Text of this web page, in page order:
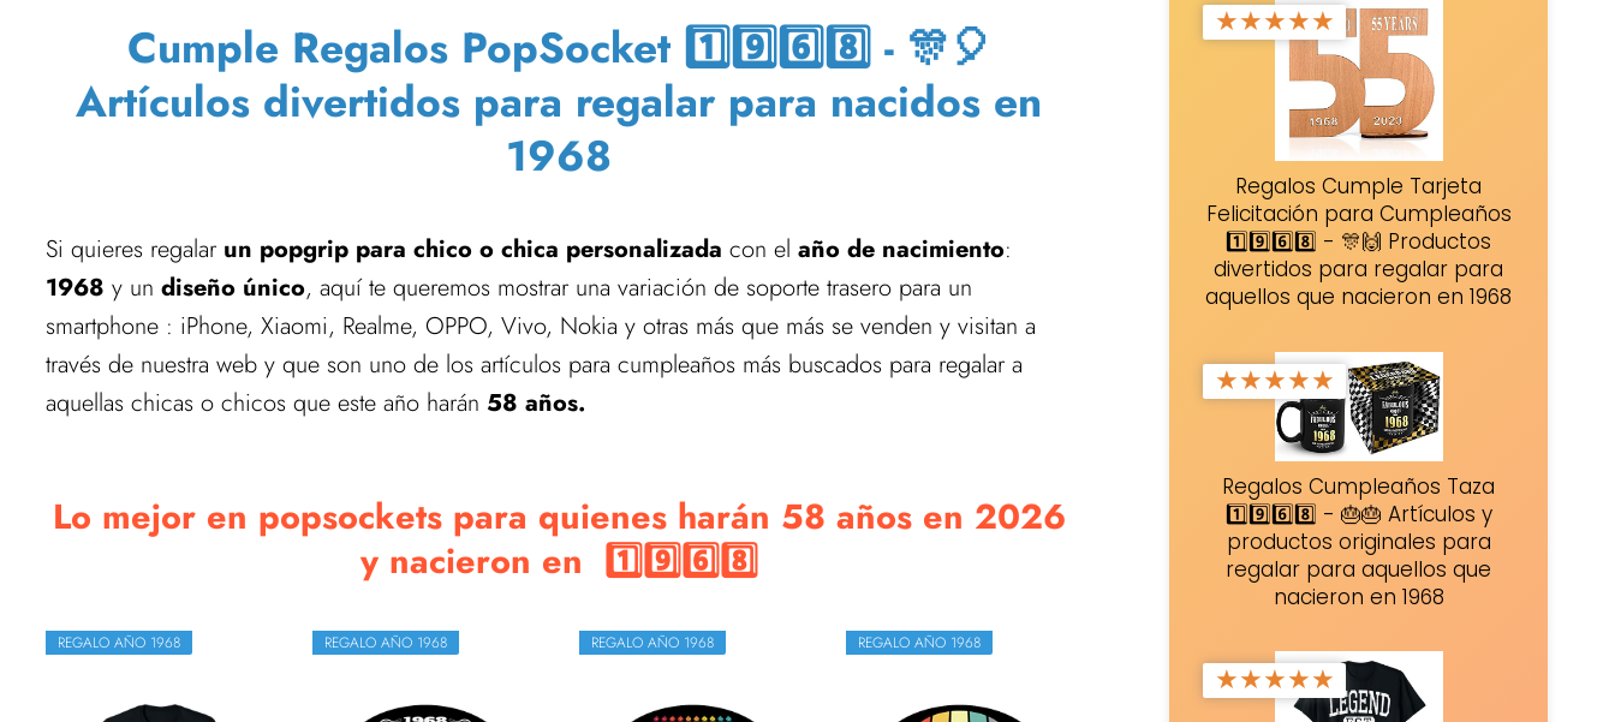
Cumple Regalos PopSocket 1️⃣9️⃣6️⃣8️⃣ - 🎊🎈
Artículos divertidos para regalar para nacidos en
1968
Si quieres regalar un popgrip para chico o chica personalizada con el año de nacimiento:
1968 y un diseño único, aquí te queremos mostrar una variación de soporte trasero para un
smartphone : iPhone, Xiaomi, Realme, OPPO, Vivo, Nokia y otras más que más se venden y visitan a
través de nuestra web y que son uno de los artículos para cumpleaños más buscados para regalar a
aquellas chicas o chicos que este año harán 58 años.
Lo mejor en popsockets para quienes harán 58 años en 2026
y nacieron en 1️⃣9️⃣6️⃣8️⃣
REGALO AÑO 1968 REGALO AÑO 1968 REGALO AÑO 1968 REGALO AÑO 1968
★★★★★
Regalos Cumple Tarjeta
Felicitación para Cumpleaños
1️⃣9️⃣6️⃣8️⃣ - 🎊🙌 Productos
divertidos para regalar para
aquellos que nacieron en 1968
★★★★★
Regalos Cumpleaños Taza
1️⃣9️⃣6️⃣8️⃣ - 🎂🎂 Artículos y
productos originales para
regalar para aquellos que
nacieron en 1968
★★★★★